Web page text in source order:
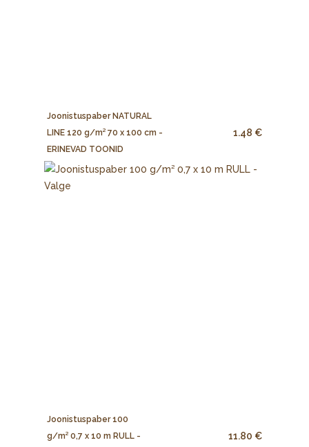
Joonistuspaber NATURAL
LINE 120 g/m² 70 x 100 cm -
ERINEVAD TOONID
1.48 €
Joonistuspaber 100
g/m² 0,7 x 10 m RULL -
11.80 €